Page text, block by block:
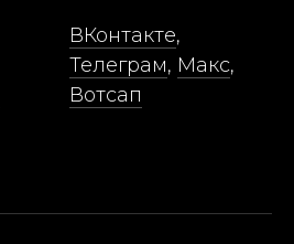
ВКонтакте,
Телеграм, Макc,
Вотсап